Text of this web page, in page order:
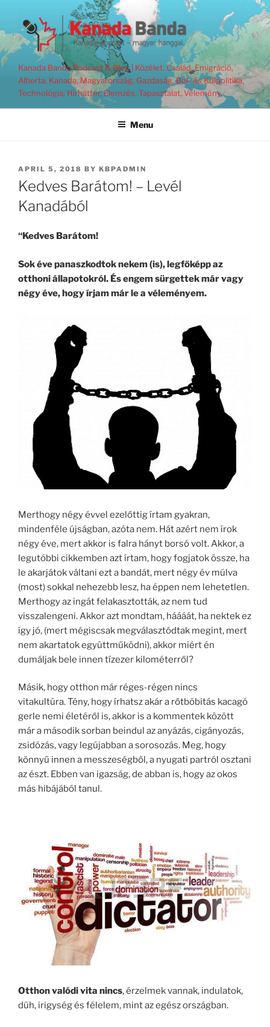
content
Kanada Banda Podcast & Blog | Közélet, Család, Emigráció,
Alberta, Kanada, Magyarország, Gazdaság, Bel- és Külpolitika,
Technológia, Hírháttér, Elemzés, Tapasztalat, Vélemény.
Menu
POSTED
ON
APRIL 5, 2018 BY KBPADMIN
Kedves Barátom! – Levél
Kanadából
“Kedves Barátom!
Sok éve panaszkodtok nekem (is), legfőképp az
otthoni állapotokról. És engem sürgettek már vagy
négy éve, hogy írjam már le a véleményem.
Merthogy négy évvel ezelőttig írtam gyakran,
mindenféle újságban, azóta nem. Hát azért nem írok
négy éve, mert akkor is falra hányt borsó volt. Akkor, a
legutóbbi cikkemben azt írtam, hogy fogjatok össze, ha
le akarjátok váltani ezt a bandát, mert négy év múlva
(most) sokkal nehezebb lesz, ha éppen nem lehetetlen.
Merthogy az ingát felakasztották, az nem tud
visszalengeni. Akkor azt mondtam, háááát, ha nektek ez
így jó, (mert mégiscsak megválasztódtak megint, mert
nem akartatok együttműködni), akkor miért én
dumáljak bele innen tízezer kilométerről?
Másik, hogy otthon már réges-régen nincs
vitakultúra. Tény, hogy írhatsz akár a rőtbóbitás kacagó
gerle nemi életéről is, akkor is a kommentek között
már a második sorban beindul az anyázás, cigányozás,
zsidózás, vagy legújabban a sorosozás. Meg, hogy
könnyű innen a messzeségből, a nyugati partról osztani
az észt. Ebben van igazság, de abban is, hogy az okos
más hibájából tanul.
Otthon valódi vita nincs, érzelmek vannak, indulatok,
düh, irigység és félelem, mint az egész országban.